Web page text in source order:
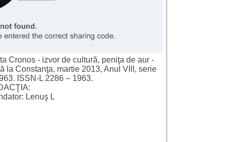
Cronos - izvor de cultură, peniţa de aur -
la Constanţa, martie 2013, Anul VIII, serie
ISSN-L 2286 – 1963.
Lenuş L